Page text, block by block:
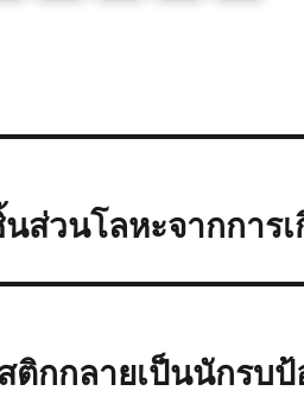
ส่วนโลหะจากการ
ติกกลายเป็นนักรบ